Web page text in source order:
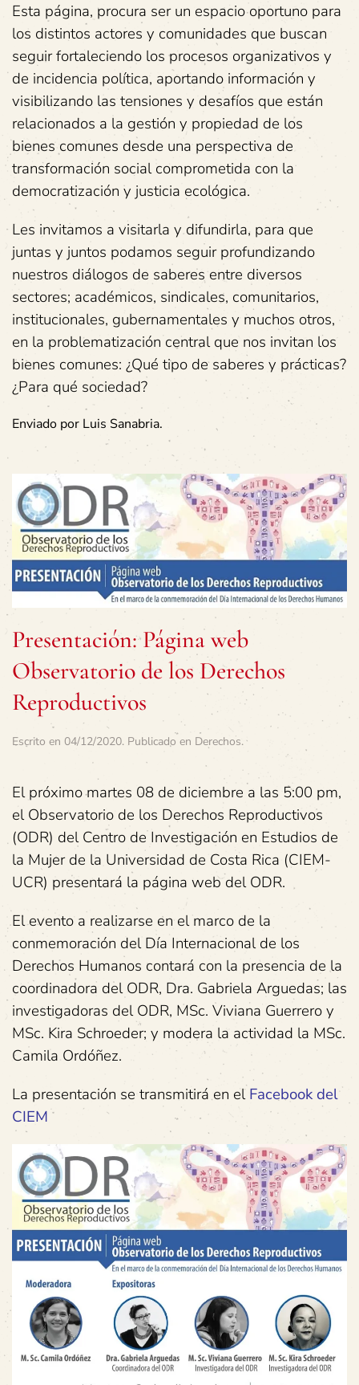
Esta página, procura ser un espacio oportuno para
los distintos actores y comunidades que buscan
seguir fortaleciendo los procesos organizativos y
de incidencia política, aportando información y
visibilizando las tensiones y desafíos que están
relacionados a la gestión y propiedad de los
bienes comunes desde una perspectiva de
transformación social comprometida con la
democratización y justicia ecológica.
Les invitamos a visitarla y difundirla, para que
juntas y juntos podamos seguir profundizando
nuestros diálogos de saberes entre diversos
sectores; académicos, sindicales, comunitarios,
institucionales, gubernamentales y muchos otros,
en la problematización central que nos invitan los
bienes comunes: ¿Qué tipo de saberes y prácticas?
¿Para qué sociedad?
Enviado por Luis Sanabria.
Presentación: Página web
Observatorio de los Derechos
Reproductivos
Escrito en 04/12/2020. Publicado en Derechos.
El próximo martes 08 de diciembre a las 5:00 pm,
el Observatorio de los Derechos Reproductivos
(ODR) del Centro de Investigación en Estudios de
la Mujer de la Universidad de Costa Rica (CIEM-
UCR) presentará la página web del ODR.
El evento a realizarse en el marco de la
conmemoración del Día Internacional de los
Derechos Humanos contará con la presencia de la
coordinadora del ODR, Dra. Gabriela Arguedas; las
investigadoras del ODR, MSc. Viviana Guerrero y
MSc. Kira Schroeder; y modera la actividad la MSc.
Camila Ordóñez.
La presentación se transmitirá en elFacebook del
CIEM